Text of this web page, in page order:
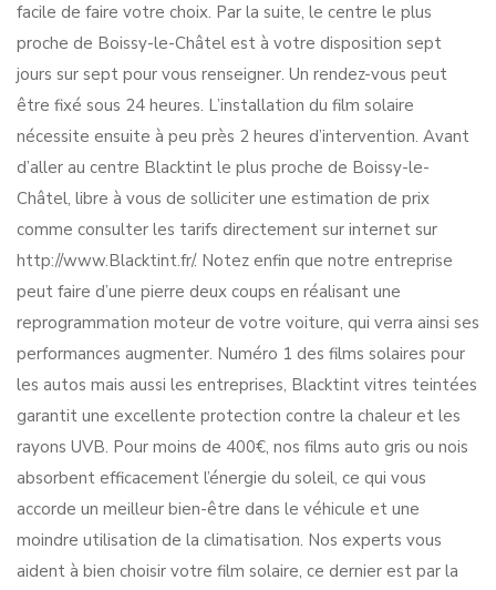
facile de faire votre choix. Par la suite, le centre le plus
proche de Boissy-le-Châtel est à votre disposition sept
jours sur sept pour vous renseigner. Un rendez-vous peut
être fixé sous 24 heures. L’installation du film solaire
nécessite ensuite à peu près 2 heures d’intervention. Avant
d’aller au centre Blacktint le plus proche de Boissy-le-
Châtel, libre à vous de solliciter une estimation de prix
comme consulter les tarifs directement sur internet sur
http://www.Blacktint.fr/. Notez enfin que notre entreprise
peut faire d’une pierre deux coups en réalisant une
reprogrammation moteur de votre voiture, qui verra ainsi ses
performances augmenter. Numéro 1 des films solaires pour
les autos mais aussi les entreprises, Blacktint vitres teintées
garantit une excellente protection contre la chaleur et les
rayons UVB. Pour moins de 400€, nos films auto gris ou nois
absorbent efficacement l’énergie du soleil, ce qui vous
accorde un meilleur bien-être dans le véhicule et une
moindre utilisation de la climatisation. Nos experts vous
aident à bien choisir votre film solaire, ce dernier est par la